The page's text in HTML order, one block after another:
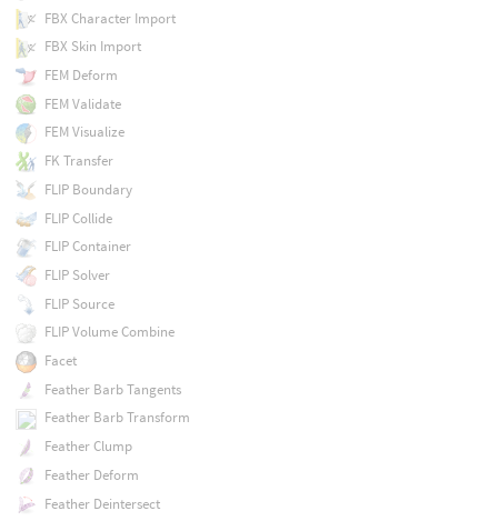
FBX Character Import
FBX Skin Import
FEM Deform
FEM Validate
FEM Visualize
FK Transfer
FLIP Boundary
FLIP Collide
FLIP Container
FLIP Solver
FLIP Source
FLIP Volume Combine
Facet
Feather Barb Tangents
Feather Barb Transform
Feather Clump
Feather Deform
Feather Deintersect